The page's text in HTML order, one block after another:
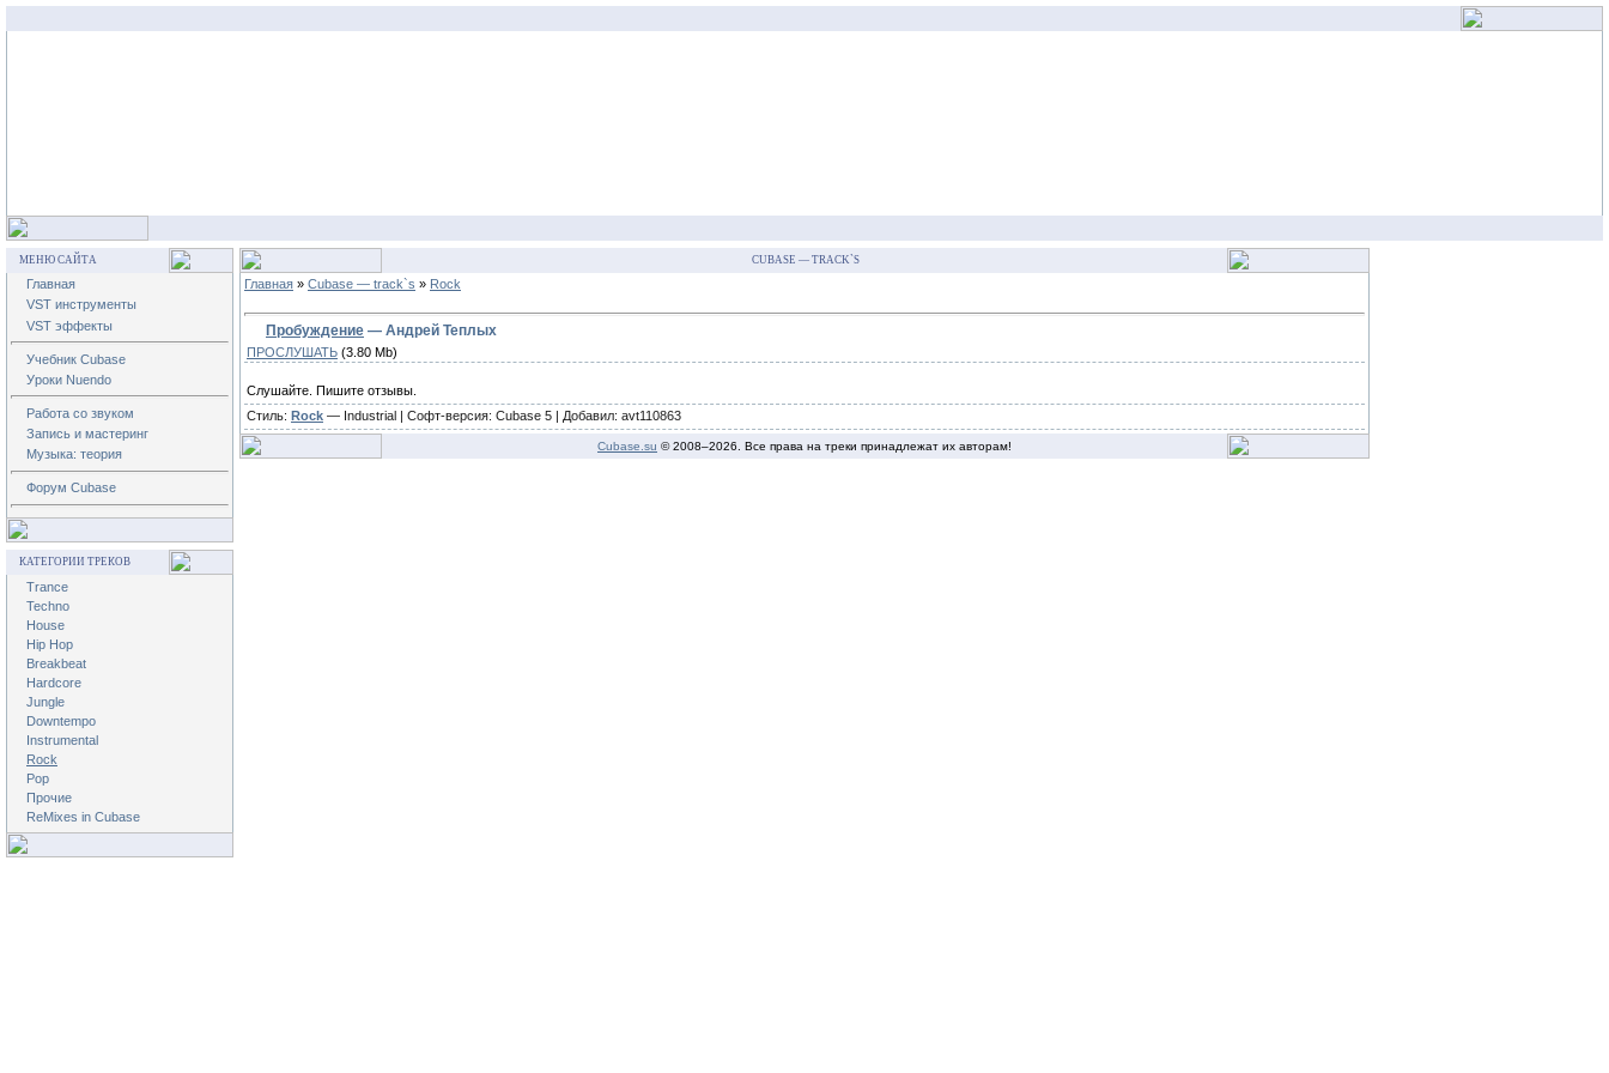
МЕНЮ САЙТА
Главная
VST инструменты
VST эффекты
Учебник Cubase
Уроки Nuendo
Работа со звуком
Запись и мастеринг
Музыка: теория
Форум Cubase
КАТЕГОРИИ ТРЕКОВ
Trance
Techno
House
Hip Hop
Breakbeat
Hardcore
Jungle
Downtempo
Instrumental
Rock
Pop
Прочие
ReMixes in Cubase
CUBASE — TRACK`S
Главная » Cubase — track`s » Rock
Пробуждение — Андрей Теплых
ПРОСЛУШАТЬ (3.80 Mb)
Слушайте. Пишите отзывы.
Стиль: Rock — Industrial | Софт-версия: Cubase 5 | Добавил: avt110863
Cubase.su © 2008–2026. Все права на треки принадлежат их авторам!